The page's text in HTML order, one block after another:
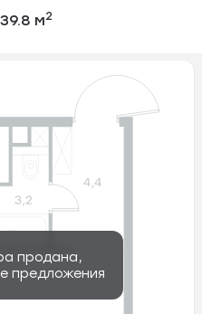
39.8 м2
продана,
предложения